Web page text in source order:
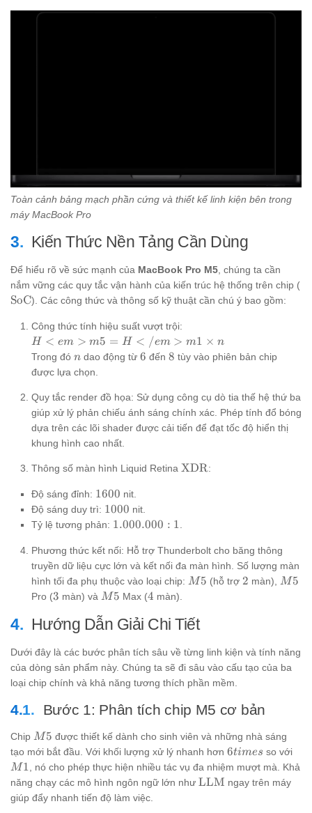
Toàn cảnh bảng mạch phần cứng và thiết kế linh kiện bên trong
máy MacBook Pro
Kiến Thức Nền Tảng Cần Dùng
Để hiểu rõ về sức mạnh của MacBook Pro M5, chúng ta cần
nắm vững các quy tắc vận hành của kiến trúc hệ thống trên chip (
SoC). Các công thức và thông số kỹ thuật cần chú ý bao gồm:
Công thức tính hiệu suất vượt trội:
H<em>
{m5} =
H</em>
\times n
H < em > m5 = H < /em > m1 × n
Trong đó n
n dao động từ 6
6 đến 8
8 tùy vào phiên bản chip
được lựa chọn.
Quy tắc render đồ họa: Sử dụng công cụ dò tia thế hệ thứ ba
giúp xử lý phản chiếu ánh sáng chính xác. Phép tính đổ bóng
dựa trên các lõi shader được cải tiến để đạt tốc độ hiển thị
khung hình cao nhất.
Thông số màn hình Liquid Retina \text{XDR}
XDR:
Độ sáng đỉnh: 1600
1600 nit.
Độ sáng duy trì: 1000
1000 nit.
Tỷ lệ tương phản: 1.000.000:1
1.000.000 : 1
Phương thức kết nối: Hỗ trợ Thunderbolt cho băng thông
truyền dữ liệu cực lớn và kết nối đa màn hình. Số lượng màn
hình tối đa phụ thuộc vào loại chip: M5
M5 (hỗ trợ 2
2 màn), M5
M5
Pro (3
3 màn) và M5
M5 Max (4
4 màn).
Hướng Dẫn Giải Chi Tiết
Dưới đây là các bước phân tích sâu về từng linh kiện và tính năng
của dòng sản phẩm này. Chúng ta sẽ đi sâu vào cấu tạo của ba
loại chip chính và khả năng tương thích phần mềm.
Bước 1: Phân tích chip M5 cơ bản
Chip M5
M5 được thiết kế dành cho sinh viên và những nhà sáng
tạo mới bắt đầu. Với khối lượng xử lý nhanh hơn 6times
6times so với
M1 , nó cho phép thực hiện nhiều tác vụ đa nhiệm mượt mà. Khả
năng chạy các mô hình ngôn ngữ lớn như \text{LLM}
LLM ngay trên máy
giúp đẩy nhanh tiến độ làm việc.